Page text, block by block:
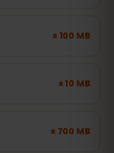
± 100 MB
± 10 MB
± 700 MB